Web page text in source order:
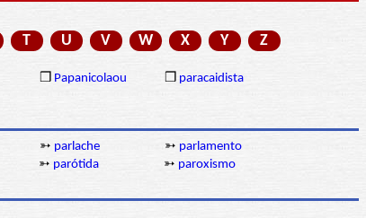
T U V W X Y Z
❒ Papanicolaou ❒ paracaidista
➳ parlache ➳ parlamento
➳ parótida ➳ paroxismo